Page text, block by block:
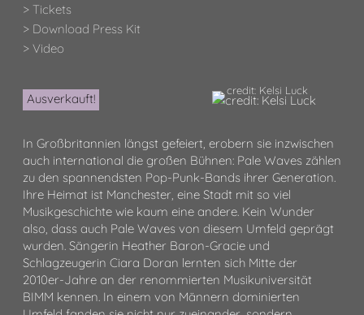
> Tickets
> Download Press Kit
> Video
Ausverkauft!
credit: Kelsi Luck
In Großbritannien längst gefeiert, erobern sie inzwischen
auch international die großen Bühnen: Pale Waves zählen
zu den spannendsten Pop-Punk-Bands ihrer Generation.
Ihre Heimat ist Manchester, eine Stadt mit so viel
Musikgeschichte wie kaum eine andere. Kein Wunder
also, dass auch Pale Waves von diesem Umfeld geprägt
wurden. Sängerin Heather Baron-Gracie und
Schlagzeugerin Ciara Doran lernten sich Mitte der
2010er-Jahre an der renommierten Musikuniversität
BIMM kennen. In einem von Männern dominierten